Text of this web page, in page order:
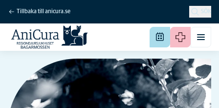
Tillbaka till anicura.se SÖK